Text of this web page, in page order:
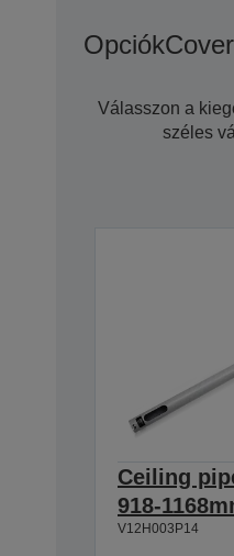
Opciók
Válasszon a
széles
Ceiling
918-
V12H003P14